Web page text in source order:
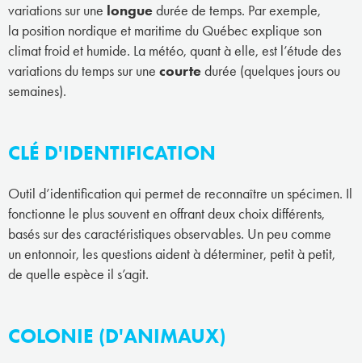
variations sur une longuedurée de temps. Par exemple,
la position nordique et maritime du Québec explique son
climat froid et humide. La météo, quant à elle, est l’étude des
variations du temps sur une courtedurée (quelques jours ou
semaines).
CLÉ D'IDENTIFICATION
Outil d’identification qui permet de reconnaître un spécimen. Il
fonctionne le plus souvent en offrant deux choix différents,
basés sur des caractéristiques observables. Un peu comme
un entonnoir, les questions aident à déterminer, petit à petit,
de quelle espèce il s’agit.
COLONIE (D'ANIMAUX)